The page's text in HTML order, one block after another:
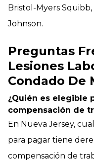
Bristol-Myers
Johnson.
Preguntas
Lesiones
Condado De
¿Quién es elegible
compensación de
En Nueva Jersey,
para pagar tiene
compensación de